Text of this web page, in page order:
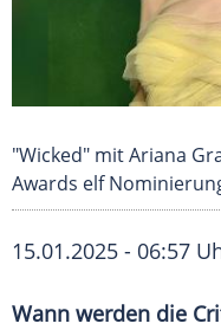
"Wicked" mit Ariana
Awards elf
15.01.2025 - 06:57
Wann werden die